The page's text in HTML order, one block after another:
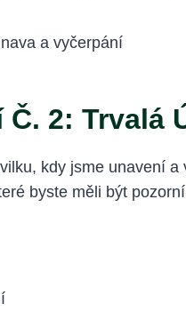
2: Trvalá
kdy jsme unavení
byste měli být